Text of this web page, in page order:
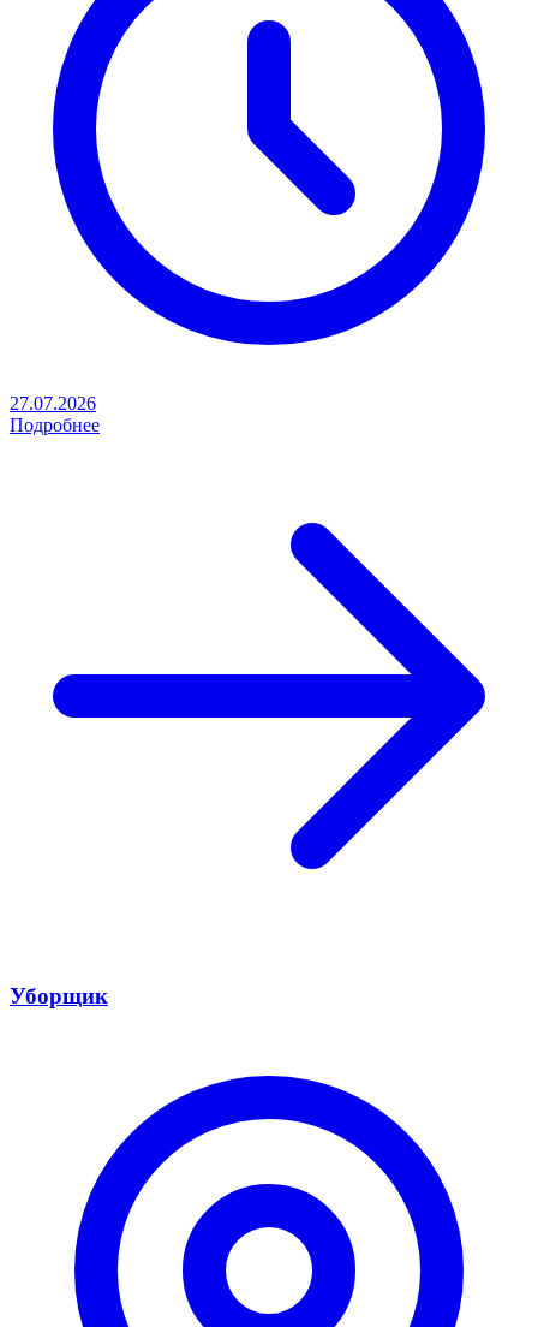
27.07.2026
Подробнее
Уборщик